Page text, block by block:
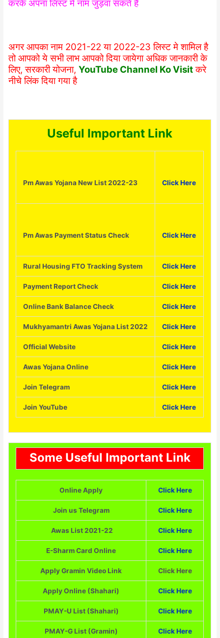
करके अपना लिस्ट में नाम जुड़वा सकते हैं
अगर आपका नाम 2021-22 या 2022-23 लिस्ट मे शामिल है
तो आपको ये सभी लाभ आपको दिया जायेगा अधिक जानकारी के
लिए, सरकारी योजना,YouTube Channel Ko Visit करे
नीचे लिंक दिया गया है
Useful Important Link
Pm Awas Yojana New List 2022-23 Click Here
Pm Awas Payment Status Check ClickHere
Rural Housing FTO Tracking System Click Here
Payment Report Check Click Here
Online Bank Balance Check Click Here
Mukhyamantri Awas Yojana List 2022 Click Here
Official Website Click Here
Awas Yojana Online Click Here
Join Telegram Click Here
Join YouTube Click Here
Some Useful Important Link
Online Apply Click Here
Join us Telegram Click Here
Awas List 2021-22 Click Here
E-Sharm Card Online Click Here
Apply Gramin Video Link Click Here
Apply Online (Shahari) Click Here
PMAY-U List (Shahari) Click Here
PMAY-G List (Gramin) Click Here